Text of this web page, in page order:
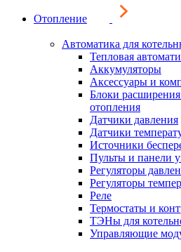
Отопление
Автоматика для
Тепловая
Аккумуляторы
Аксессуары и
Блоки расширения
отопления
Датчики давления
Датчики
Источники
Пульты и панели
Регуляторы
Регуляторы
Реле
Термостаты и
ТЭНы для
Управляющие